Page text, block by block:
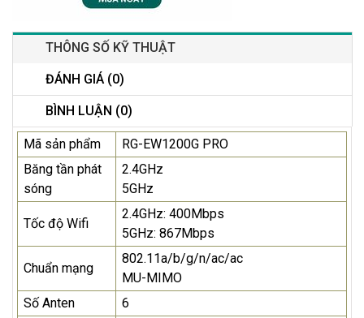
THÔNG SỐ KỸ THUẬT
ĐÁNH GIÁ (0)
BÌNH LUẬN (0)
Mã sản phẩm
RG-EW1200G PRO
Băng tần phát
sóng
2.4GHz
5GHz
Tốc độ Wifi
2.4GHz: 400Mbps
5GHz: 867Mbps
Chuẩn mạng
802.11a/b/g/n/ac/ac
MU-MIMO
Số Anten
6